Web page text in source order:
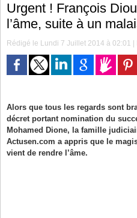
Urgent ! François
l’âme, suite à un
Rédigé le Lundi 7 Juillet 2014 à 02:01
Alors que tous les regards sont
décret portant nomination du
Mohamed Dione, la famille
Actusen.com a appris que le
vient de rendre l’âme.